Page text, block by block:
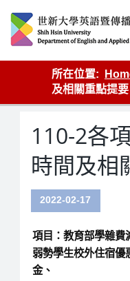
content
英語傳播
所在位置:
及相關重點提要
110-2各
時間及相
2022-02-17
項目： 教育部學雜費
弱勢學生校外住宿優
金、